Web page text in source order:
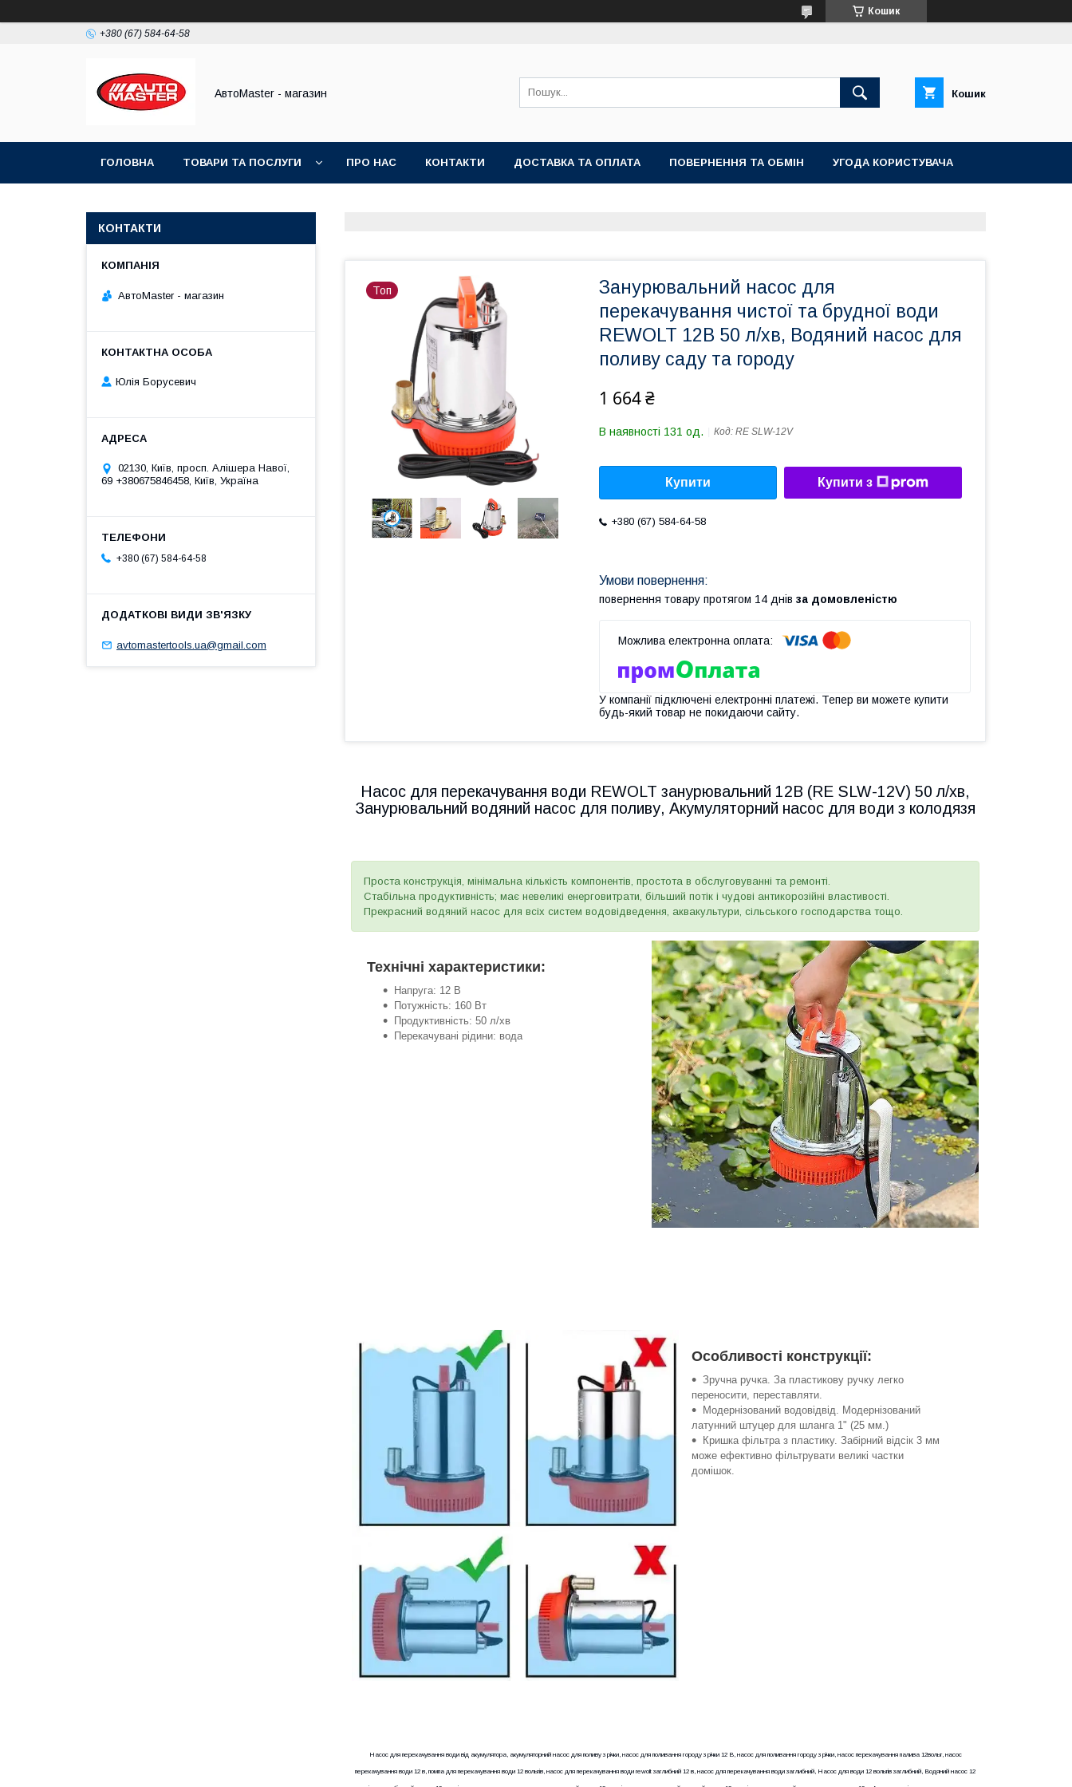
Кошик
+380 (67) 584-64-58
АвтоMaster - магазин Кошик
ГОЛОВНА ТОВАРИ ТА ПОСЛУГИ ПРО НАС КОНТАКТИ ДОСТАВКА ТА ОПЛАТА ПОВЕРНЕННЯ ТА ОБМІН УГОДА КОРИСТУВАЧА
Топ
Занурювальний насос для
перекачування чистої та брудної води
REWOLT 12В 50 л/хв, Водяний насос для
поливу саду та городу
1 664 ₴
В наявності 131 од. Код: RE SLW-12V
Купити Купити з
+380 (67) 584-64-58
повернення товару протягом 14 днів за домовленістю
У компанії підключені електронні платежі. Тепер ви можете купити
будь-який товар не покидаючи сайту.
Насос для перекачування води REWOLT занурювальний 12В (RE SLW-12V) 50 л/хв,
Занурювальний водяний насос для поливу, Акумуляторний насос для води з колодязя
Проста конструкція, мінімальна кількість компонентів, простота в обслуговуванні та ремонті.
Стабільна продуктивність; має невеликі енерговитрати, більший потік і чудові антикорозійні властивості.
Прекрасний водяний насос для всіх систем водовідведення, аквакультури, сільського господарства тощо.
Технічні характеристики:
Напруга: 12 В
Потужність: 160 Вт
Продуктивність: 50 л/хв
Перекачувані рідини: вода
Особливості конструкції:
Зручна ручка. За пластикову ручку легко
переносити, переставляти.
Модернізований водовідвід. Модернізований
латунний штуцер для шланга 1" (25 мм.)
Кришка фільтра з пластику. Забірний відсік 3 мм
може ефективно фільтрувати великі частки
домішок.
Насос для перекачування води від акумулятора, акумуляторний насос для поливу з річки, насос для поливання городу з річки 12 В, насос для поливання городу з річки, насос перекачування палива 12вольт, насос
перекачування води 12 в, помпа для перекачування води 12 вольтів, насос для перекачування води rewolt заглибний 12 в, насос для перекачування води заглибний, Насос для води 12 вольтів заглибний, Водяний насос 12
КОНТАКТИ
АвтоMaster - магазин
Юлія Борусевич
02130, Київ, просп. Алішера Навої,
69 +380675846458, Київ, Україна
+380 (67) 584-64-58
avtomastertools.ua@gmail.com